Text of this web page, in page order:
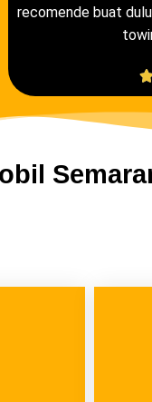
recomende buat